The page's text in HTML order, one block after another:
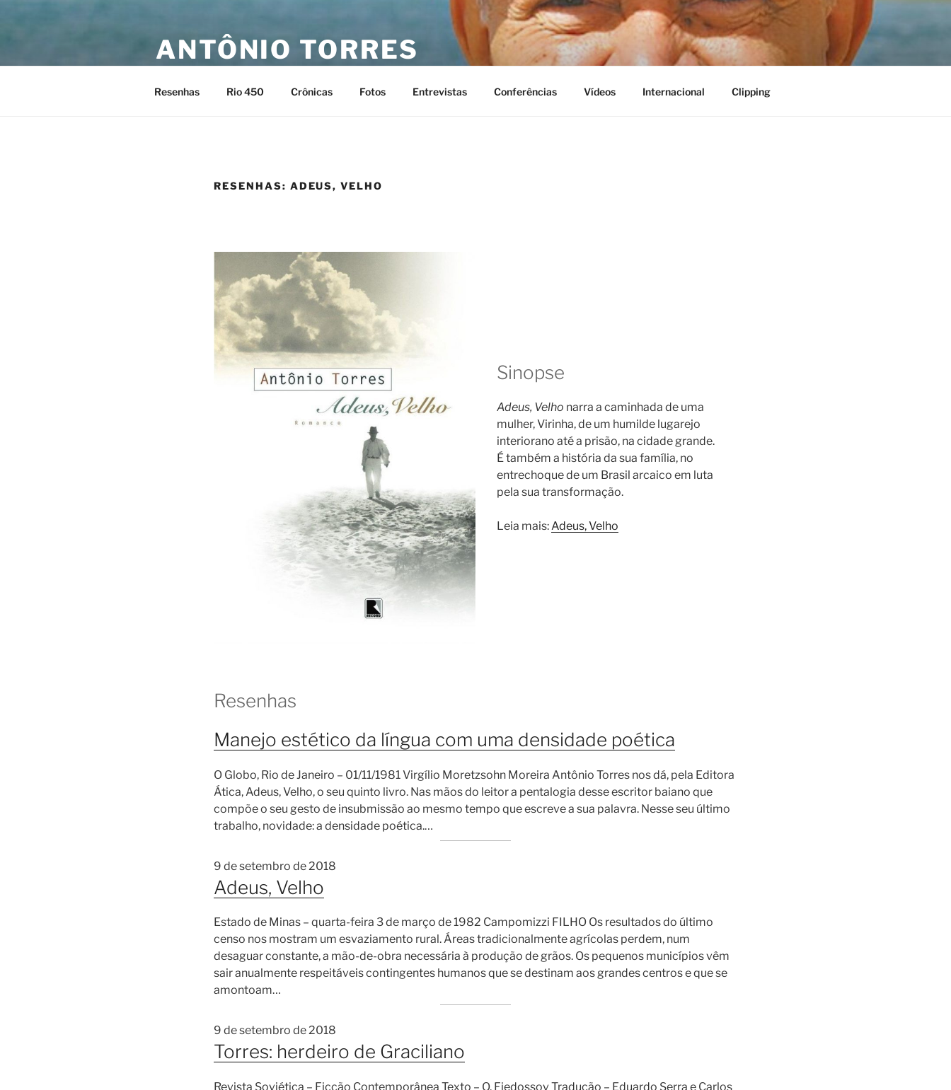
ANTÔNIO TORRES
Resenhas Rio 450 Crônicas Fotos Entrevistas Conferências Vídeos Internacional Clipping
RESENHAS: ADEUS, VELHO
Sinopse
Adeus, Velho narra a caminhada de uma
mulher, Virinha, de um humilde lugarejo
interiorano até a prisão, na cidade grande.
É também a história da sua família, no
entrechoque de um Brasil arcaico em luta
pela sua transformação.
Leia mais:Adeus, Velho
Resenhas
Manejo estético da língua com uma densidade poética
O Globo, Rio de Janeiro – 01/11/1981 Virgílio Moretzsohn Moreira Antônio Torres nos dá, pela Editora
Ática, Adeus, Velho, o seu quinto livro. Nas mãos do leitor a pentalogia desse escritor baiano que
compõe o seu gesto de insubmissão ao mesmo tempo que escreve a sua palavra. Nesse seu último
trabalho, novidade: a densidade poética.…
9 de setembro de 2018
Adeus, Velho
Estado de Minas – quarta-feira 3 de março de 1982 Campomizzi FILHO Os resultados do último
censo nos mostram um esvaziamento rural. Áreas tradicionalmente agrícolas perdem, num
desaguar constante, a mão-de-obra necessária à produção de grãos. Os pequenos municípios vêm
sair anualmente respeitáveis contingentes humanos que se destinam aos grandes centros e que se
amontoam…
9 de setembro de 2018
Torres: herdeiro de Graciliano
Revista Soviética – Ficção Contemporânea Texto – O. Fiedossov Tradução – Eduardo Serra e Carlos